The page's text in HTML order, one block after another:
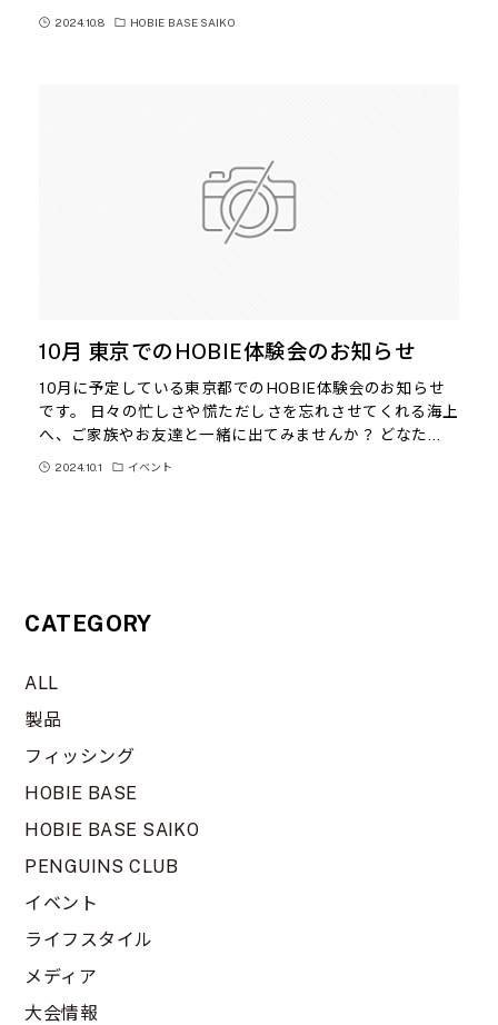
CATEGORY
ALL
製品
フィッシング
HOBIE BASE
HOBIE BASE SAIKO
PENGUINS CLUB
イベント
ライフスタイル
メディア
大会情報
2024.10.8 HOBIE BASE SAIKO
10月 東京でのHOBIE体験会のお知らせ
10月に予定している東京都でのHOBIE体験会のお知らせ
です。 日々の忙しさや慌ただしさを忘れさせてくれる海上
へ、ご家族やお友達と一緒に出てみませんか？ どなた…
2024.10.1 イベント